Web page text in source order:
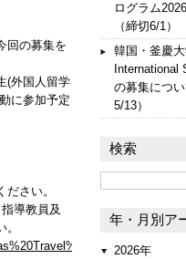
回の募集を
(外国人留学
に参加予定
さい。
導教員及
ログラム
（締切6/1）
韓国・釜慶
International
の募集につ
5/13）
検索
年・月別ア
2026年